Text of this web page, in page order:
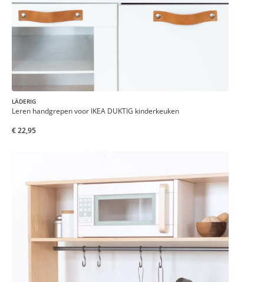
LÄDERIG
Leren handgrepen voor IKEA DUKTIG kinderkeuken
€ 22,95